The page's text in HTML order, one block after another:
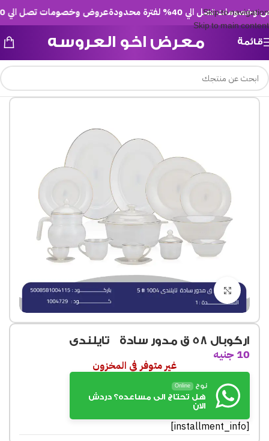
Skip to navigation
Skip to main content
عروض وخصومات تصل الي 40% لفترة محدودة تصل الي 40% لفترة محدودة
قائمة معرض اخو العروسه
Click to enlarge
اركوبال 58 ق مدور سادة تايلندى
10 جنيه
غير متوفر في المخزون
نوح Online
هل تحتاج الى مساعده؟ دردش
الان
[installment_info]